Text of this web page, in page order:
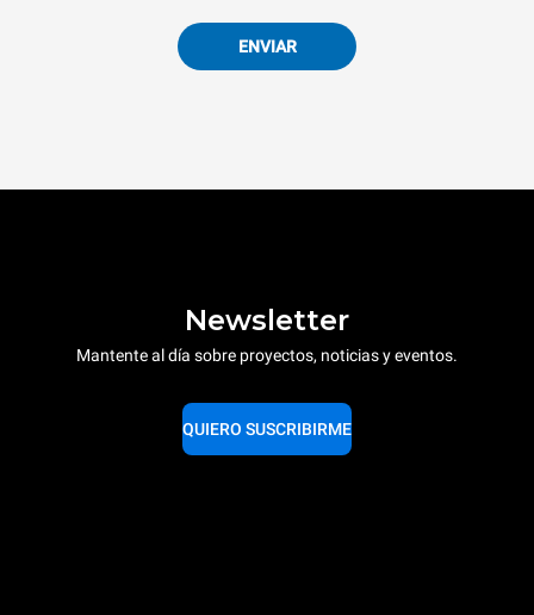
ENVIAR
Newsletter
Mantente al día sobre proyectos, noticias y eventos.
QUIERO SUSCRIBIRME